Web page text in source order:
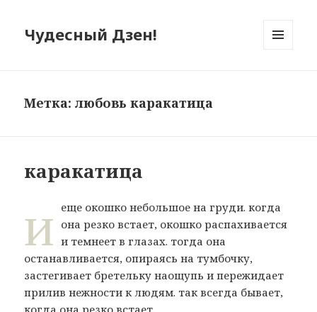
Чудесный Дзен!
Метка: любовь каракатица
каракатица
и еще окошко небольшое на груди. когда
она резко встает, окошко распахивается
и темнеет в глазах. тогда она
останавливается, опираясь на тумбочку,
застегивает бретельку наощупь и пережидает
прилив нежности к людям. так всегда бывает,